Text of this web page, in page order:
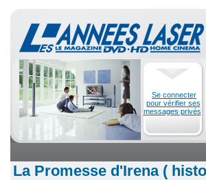
Se connecter
pour vérifier ses
messages privés
La Promesse d'Irena (